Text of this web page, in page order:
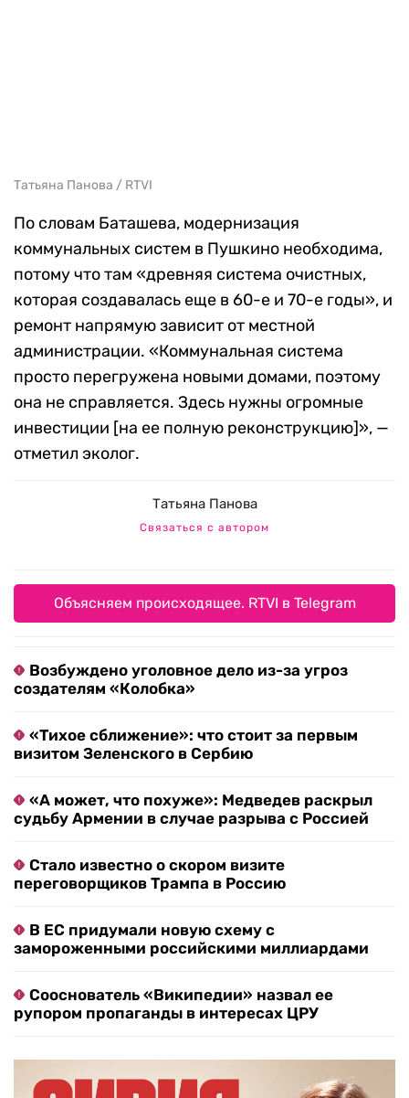
Татьяна Панова / RTVI
По словам Баташева, модернизация
коммунальных систем в Пушкино необходима,
потому что там «древняя система очистных,
которая создавалась еще в 60-е и 70-е годы», и
ремонт напрямую зависит от местной
администрации. «Коммунальная система
просто перегружена новыми домами, поэтому
она не справляется. Здесь нужны огромные
инвестиции [на ее полную реконструкцию]», —
отметил эколог.
Татьяна Панова
Связаться с автором
Объясняем происходящее. RTVI в Telegram
Возбуждено уголовное дело из-за угроз
создателям «Колобка»
«Тихое сближение»: что стоит за первым
визитом Зеленского в Сербию
«А может, что похуже»: Медведев раскрыл
судьбу Армении в случае разрыва с Россией
Стало известно о скором визите
переговорщиков Трампа в Россию
В ЕС придумали новую схему с
замороженными российскими миллиардами
Сооснователь «Википедии» назвал ее
рупором пропаганды в интересах ЦРУ